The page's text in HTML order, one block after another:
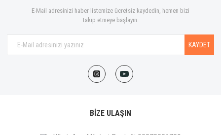
E-Mail adresinizi haber listemize ücretsiz kaydedin, hemen bizi
takip etmeye başlayın.
KAYDET
BİZE ULAŞIN